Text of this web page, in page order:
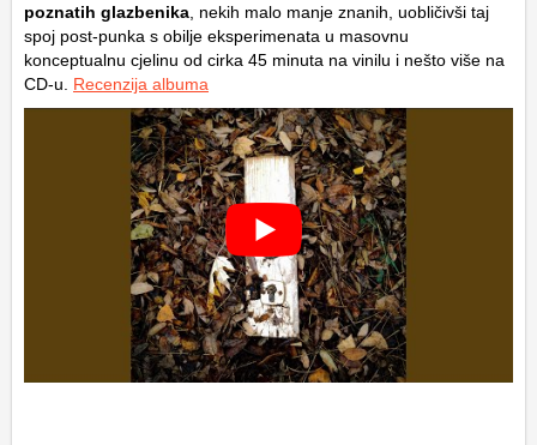
poznatih glazbenika , nekih malo manje znanih, uobličivši taj
spoj post-punka s obilje eksperimenata u masovnu
konceptualnu cjelinu od cirka 45 minuta na vinilu i nešto više na
CD-u. Recenzija albuma